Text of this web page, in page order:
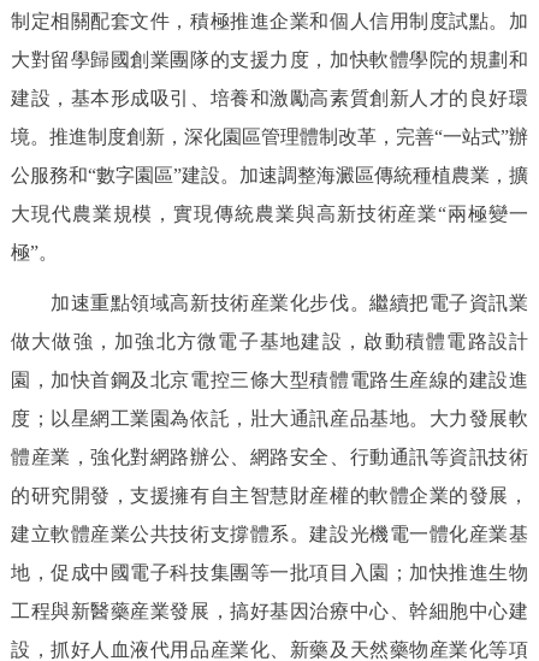
制定相關配套文件，積極推進企業和個人信用制度試點。加
大對留學歸國創業團隊的支援力度，加快軟體學院的規劃和
建設，基本形成吸引、培養和激勵高素質創新人才的良好環
境。推進制度創新，深化園區管理體制改革，完善“一站式”辦
公服務和“數字園區”建設。加速調整海澱區傳統種植農業，擴
大現代農業規模，實現傳統農業與高新技術産業“兩極變一
極”。
加速重點領域高新技術産業化步伐。繼續把電子資訊業
做大做強，加強北方微電子基地建設，啟動積體電路設計
園，加快首鋼及北京電控三條大型積體電路生産線的建設進
度；以星網工業園為依託，壯大通訊産品基地。大力發展軟
體産業，強化對網路辦公、網路安全、行動通訊等資訊技術
的研究開發，支援擁有自主智慧財産權的軟體企業的發展，
建立軟體産業公共技術支撐體系。建設光機電一體化産業基
地，促成中國電子科技集團等一批項目入園；加快推進生物
工程與新醫藥産業發展，搞好基因治療中心、幹細胞中心建
設，抓好人血液代用品産業化、新藥及天然藥物産業化等項